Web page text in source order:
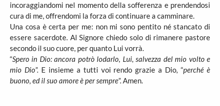
incoraggiandomi nel momento della sofferenza e prendendosi
cura di me, offrendomi la forza di continuare a camminare.
Una cosa è certa per me: non mi sono pentito né stancato di
essere sacerdote. Al Signore chiedo solo di rimanere pastore
secondo il suo cuore, per quanto Lui vorrà.
“Spero in Dio: ancora potrò lodarlo, Lui, salvezza del mio volto e
mio Dio”. E insieme a tutti voi rendo grazie a Dio, “perché è
buono, ed il suo amore è per sempre”. Amen.